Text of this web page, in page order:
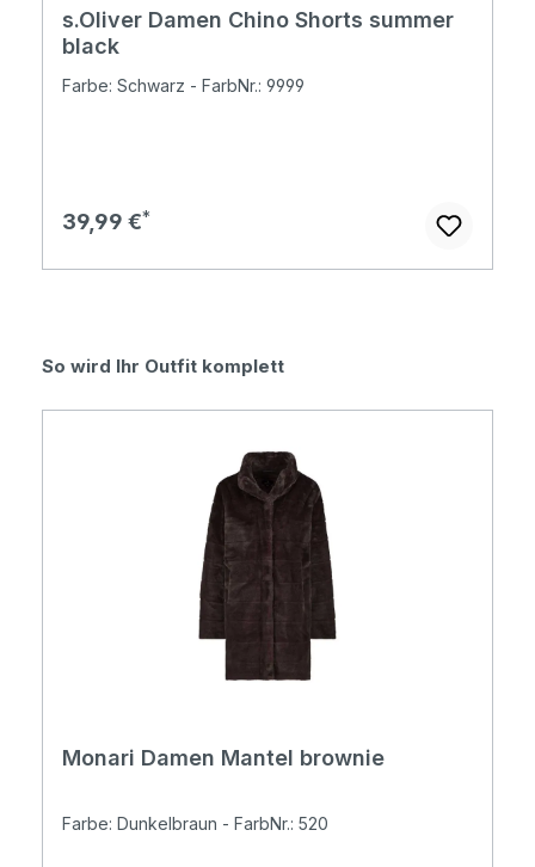
s.Oliver Damen Chino Shorts summer
black
Farbe: Schwarz - FarbNr.: 9999
Regulärer Preis:
39,99 €
Produktgalerie überspringen
So wird Ihr Outfit komplett
Monari Damen Mantel brownie
Farbe: Dunkelbraun - FarbNr.: 520